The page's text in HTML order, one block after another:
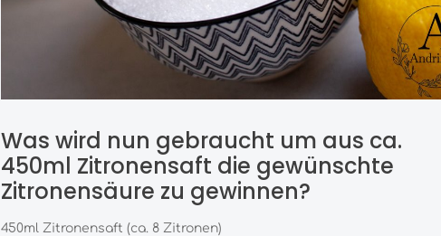
Was wird nun gebraucht um aus ca.
450ml Zitronensaft die gewünschte
Zitronensäure zu gewinnen?
450ml Zitronensaft (ca. 8 Zitronen)